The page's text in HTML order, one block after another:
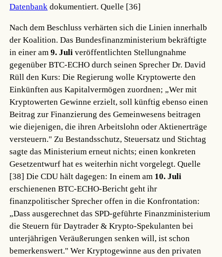
Datenbank dokumentiert.Quelle [36]
Nach dem Beschluss verhärten sich die Linien innerhalb
der Koalition. Das Bundesfinanzministerium bekräftigte
in einer am9. Juli veröffentlichten Stellungnahme
gegenüber BTC-ECHO durch seinen Sprecher Dr. David
Rüll den Kurs: Die Regierung wolle Kryptowerte den
Einkünften aus Kapitalvermögen zuordnen; „Wer mit
Kryptowerten Gewinne erzielt, soll künftig ebenso einen
Beitrag zur Finanzierung des Gemeinwesens beitragen
wie diejenigen, die ihren Arbeitslohn oder Aktienerträge
versteuern." Zu Bestandsschutz, Steuersatz und Stichtag
sagte das Ministerium erneut nichts; einen konkreten
Gesetzentwurf hat es weiterhin nicht vorgelegt.Quelle
[38] Die CDU hält dagegen: In einem am 10. Juli
erschienenen BTC-ECHO-Bericht geht ihr
finanzpolitischer Sprecher offen in die Konfrontation:
„Dass ausgerechnet das SPD-geführte Finanzministerium
die Steuern für Daytrader & Krypto-Spekulanten bei
unterjährigen Veräußerungen senken will, ist schon
bemerkenswert." Wer Kryptogewinne aus den privaten